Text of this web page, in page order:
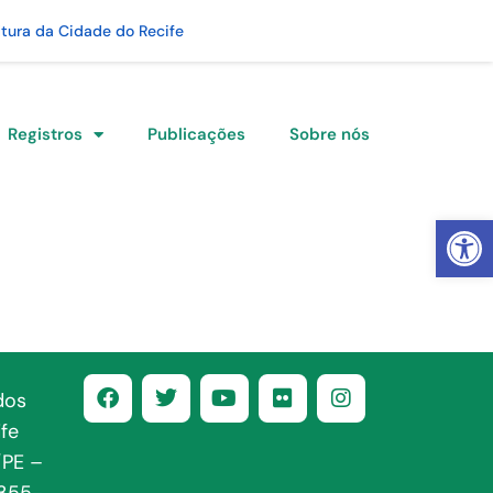
Abrir
da Cidade do Recife
Registros Publicações Sobre nós
–